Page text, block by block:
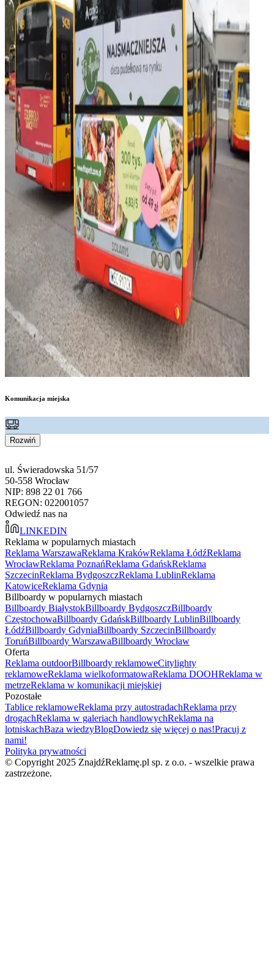
Komunikacja miejska
Rozwiń
ul. Świeradowska 51/57
50-558 Wrocław
NIP: 898 22 01 766
REGON: 022001057
Odwiedź nas na
LINKEDIN
Reklama w popularnych miastach
Reklama WarszawaReklama KrakówReklama ŁódźReklama
WrocławReklama PoznańReklama GdańskReklama
SzczecinReklama BydgoszczReklama LublinReklama
KatowiceReklama Gdynia
Billboardy w popularnych miastach
Billboardy BiałystokBillboardy BydgoszczBillboardy
CzęstochowaBillboardy GdańskBillboardy LublinBillboardy
ŁódźBillboardy GdyniaBillboardy SzczecinBillboardy
ToruńBillboardy WarszawaBillboardy Wrocław
Oferta
Reklama outdoorBillboardy reklamoweCitylighty
reklamoweReklama wielkoformatowaReklama DOOHReklama w
metrzeReklama w komunikacji miejskiej
Pozostałe
Tablice reklamoweReklama przy autostradachReklama przy
drogachReklama w galeriach handlowychReklama na
lotniskachBaza wiedzyBlogDowiedz się więcej o nas!Pracuj z
nami!
Polityka prywatności
© Copyright 2025 ZnajdźReklamę.pl sp. z o.o. - wszelkie prawa
zastrzeżone.